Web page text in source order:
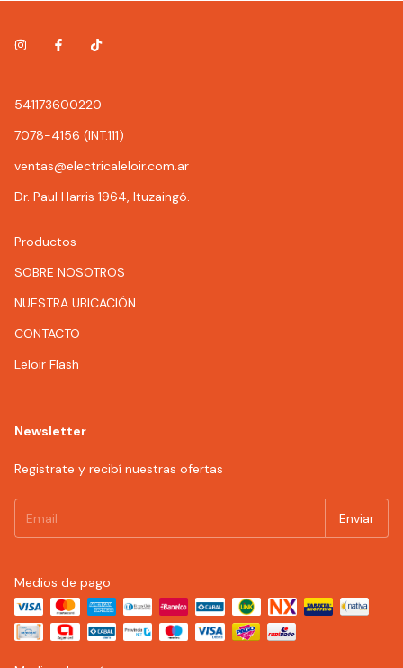
541173600220
7078-4156 (INT.111)
ventas@electricaleloir.com.ar
Dr. Paul Harris 1964, Ituzaingó.
Productos
SOBRE NOSOTROS
NUESTRA UBICACIÓN
CONTACTO
Leloir Flash
Newsletter
Registrate y recibí nuestras ofertas
Medios de pago